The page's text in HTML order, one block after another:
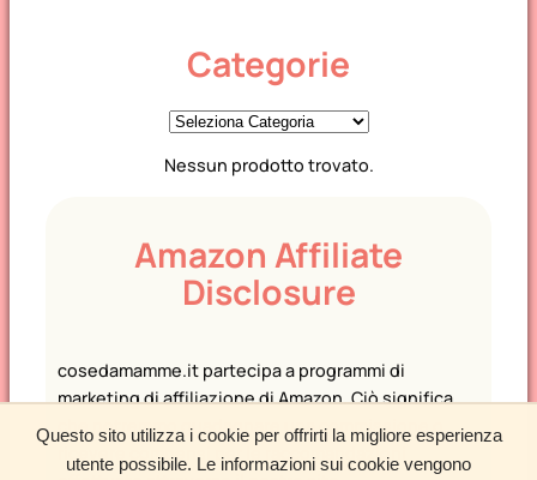
Questo sito utilizza i cookie per offrirti la migliore esperienza
utente possibile. Le informazioni sui cookie vengono
Categorie
C
t
o
Nessun prodotto trovato.
Amazon Affiliate
Disclosure
cosedamamme.it partecipa a programmi di
marketing di affiliazione di Amazon. Ciò significa
che potremmo guadagnare una commissione o
ricevere compensi per le raccomandazioni